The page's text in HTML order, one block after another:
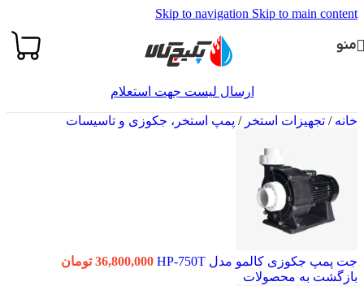
Skip to navigation Skip to main content
منو
ارسال لیست جهت استعلام
خانه/ تجهیزات استخر/ پمپ استخر، جکوزی و تاسیسات
جت پمپ جکوزی کالمو مدل HP-750T 36,800,000 تومان
بازگشت به محصولات